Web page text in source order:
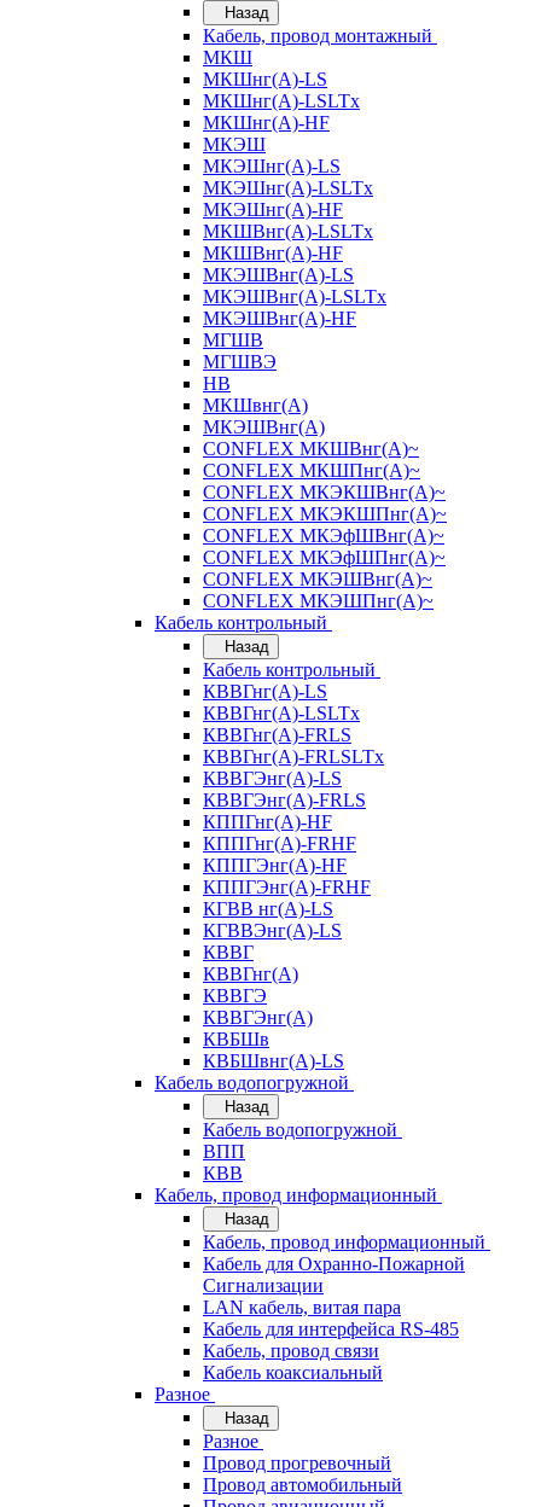
Назад
Кабель, провод монтажный
МКШ
МКШнг(А)-LS
МКШнг(А)-LSLTx
МКШнг(А)-HF
МКЭШ
МКЭШнг(А)-LS
МКЭШнг(А)-LSLTx
МКЭШнг(А)-HF
МКШВнг(A)-LSLTx
МКШВнг(А)-HF
МКЭШВнг(А)-LS
МКЭШВнг(A)-LSLTx
МКЭШВнг(А)-HF
МГШВ
МГШВЭ
НВ
МКШвнг(А)
МКЭШВнг(А)
CONFLEX МКШВнг(А)~
CONFLEX МКШПнг(А)~
CONFLEX МКЭКШВнг(А)~
CONFLEX МКЭКШПнг(А)~
CONFLEX МКЭфШВнг(А)~
CONFLEX МКЭфШПнг(А)~
CONFLEX МКЭШВнг(А)~
CONFLEX МКЭШПнг(А)~
Кабель контрольный
Назад
Кабель контрольный
КВВГнг(А)-LS
КВВГнг(А)-LSLTx
КВВГнг(А)-FRLS
КВВГнг(А)-FRLSLTx
КВВГЭнг(А)-LS
КВВГЭнг(А)-FRLS
КППГнг(А)-HF
КППГнг(А)-FRHF
КППГЭнг(А)-HF
КППГЭнг(А)-FRHF
КГВВ нг(А)-LS
КГВВЭнг(А)-LS
КВВГ
КВВГнг(А)
КВВГЭ
КВВГЭнг(А)
КВБШв
КВБШвнг(А)-LS
Кабель водопогружной
Назад
Кабель водопогружной
ВПП
КВВ
Кабель, провод информационный
Назад
Кабель, провод информационный
Кабель для Охранно-Пожарной
Сигнализации
LAN кабель, витая пара
Кабель для интерфейса RS-485
Кабель, провод связи
Кабель коаксиальный
Разное
Назад
Разное
Провод прогревочный
Провод автомобильный